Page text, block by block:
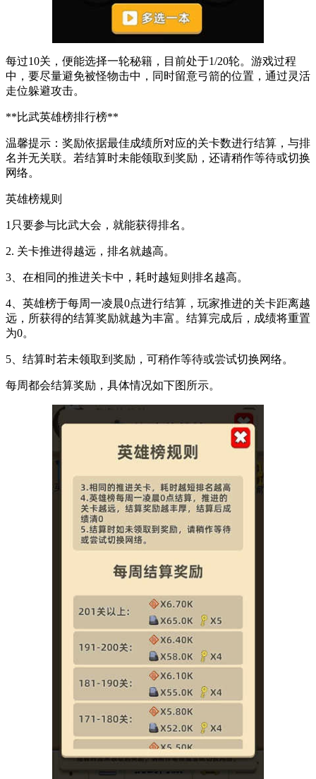
每过10关，便能选择一轮秘籍，目前处于1/20轮。游戏过程
中，要尽量避免被怪物击中，同时留意弓箭的位置，通过灵活
走位躲避攻击。
**比武英雄榜排行榜**
温馨提示：奖励依据最佳成绩所对应的关卡数进行结算，与排
名并无关联。若结算时未能领取到奖励，还请稍作等待或切换
网络。
英雄榜规则
1只要参与比武大会，就能获得排名。
2. 关卡推进得越远，排名就越高。
3、在相同的推进关卡中，耗时越短则排名越高。
4、英雄榜于每周一凌晨0点进行结算，玩家推进的关卡距离越
远，所获得的结算奖励就越为丰富。结算完成后，成绩将重置
为0。
5、结算时若未领取到奖励，可稍作等待或尝试切换网络。
每周都会结算奖励，具体情况如下图所示。